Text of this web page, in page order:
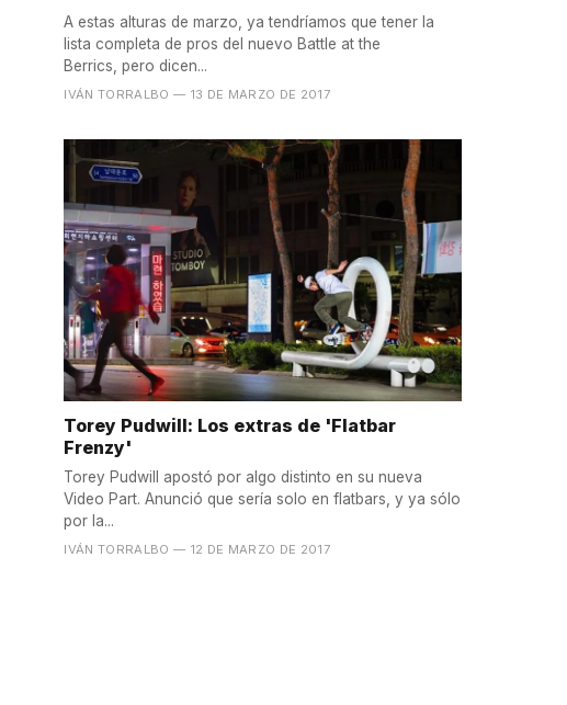
A estas alturas de marzo, ya tendríamos que tener la
lista completa de pros del nuevo Battle at the
Berrics, pero dicen...
IVÁN TORRALBO — 13 DE MARZO DE 2017
Torey Pudwill: Los extras de 'Flatbar
Frenzy'
Torey Pudwill apostó por algo distinto en su nueva
Video Part. Anunció que sería solo en flatbars, y ya sólo
por la...
IVÁN TORRALBO — 12 DE MARZO DE 2017